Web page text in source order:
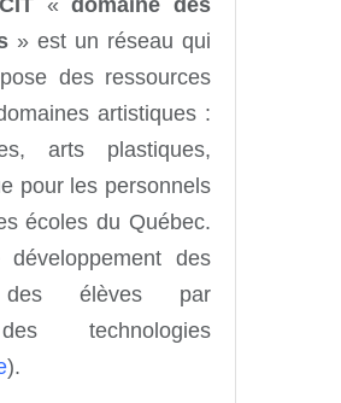
«domaine des
» est un réseau qui
des ressources
artistiques :
arts plastiques,
pour les personnels
écoles du Québec.
des
des élèves par
technologies
).